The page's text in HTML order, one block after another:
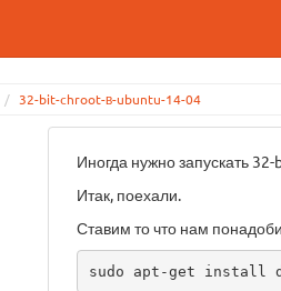
32-bit-chroot-в-ubuntu-14-04
Иногда нужно запускать
Итак, поехали.
Ставим то что нам
sudo apt-get install